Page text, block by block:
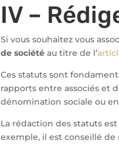
IV –
Si vous souhaitez vous
de société au titre de l’
Ces statuts sont
rapports entre associés et
dénomination sociale ou
La rédaction des statuts
exemple, il est conseillé